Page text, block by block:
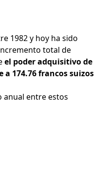
1982 y hoy ha sido
total de
el poder adquisitivo de
a 174.76 francos suizos
anual entre estos